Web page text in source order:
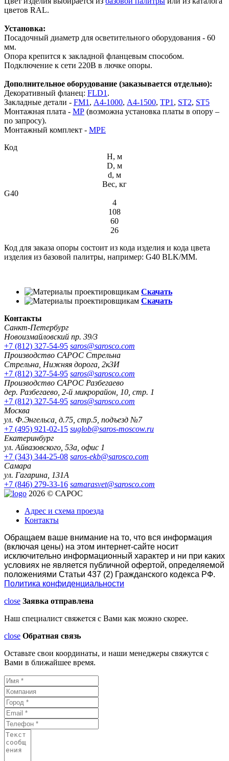
цветов RAL.
Установка:
Посадочный диаметр для осветительного оборудования - 60
мм.
Опора крепится к закладной фланцевым способом.
Подключение к сети 220В в лючке опоры.
Дополнительное оборудование (заказывается отдельно):
Декоративный фланец: FLD1 .
Закладные детали - FM1 , А4-1000, A4-1500, ТР1 , ST2, ST5
Монтажная плата - МР (возможна установка платы в опору –
по запросу).
Монтажный комплект - МРЕ
Код
H, м
D, м
d, м
Вес, кг
G40
4
108
60
26
Код для заказа опоры состоит из кода изделия и кода цвета
изделия из базовой палитры, например: G40 BLK/MM.
Скачать
Скачать
Контакты
Санкт-Петербург
Новоизмайловский пр. 39/3
+7 (812) 327-54-95 saros@sarosco.com
Производство САРОС Стрельна
Стрельна, Нижняя дорога, 2к3И
+7 (812) 327-54-95 saros@sarosco.com
Производство САРОС Разбегаево
дер. Разбегаево, 2-й микрорайон, 10, стр. 1
+7 (812) 327-54-95 saros@sarosco.com
Москва
ул. Ф.Энгельса, д.75, стр.5, подъезд №7
+7 (495) 921-02-15 suglob@saros-moscow.ru
Екатеринбург
ул. Айвазовского, 53а, офис 1
+7 (343) 344-25-08 saros-ekb@sarosco.com
Самара
ул. Гагарина, 131А
+7 (846) 279-33-16 samarasvet@sarosco.com
2026 © САРОС
Адрес и схема проезда
Контакты
Обращаем ваше внимание на то, что вся информация
(включая цены) на этом интернет-сайте носит
исключительно информационный характер и ни при каких
условиях не является публичной офертой, определяемой
положениями Статьи 437 (2) Гражданского кодекса РФ.
Политика конфиденциальности
close Заявка отправлена
Наш специалист свяжется с Вами как можно скорее.
close Обратная связь
Оставьте свои координаты, и наши менеджеры свяжутся с
Вами в ближайшее время.